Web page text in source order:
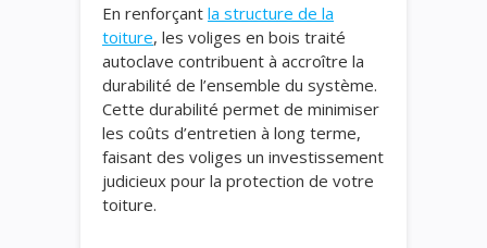
En renforçant la structure de la
toiture, les voliges en bois traité
autoclave contribuent à accroître la
durabilité de l’ensemble du système.
Cette durabilité permet de minimiser
les coûts d’entretien à long terme,
faisant des voliges un investissement
judicieux pour la protection de votre
toiture.